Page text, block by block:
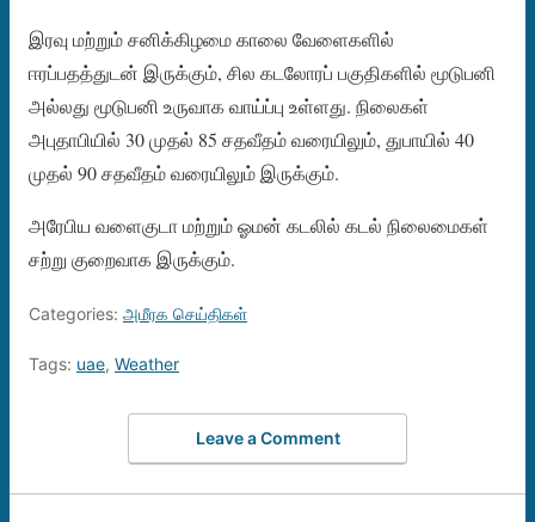
இரவு மற்றும் சனிக்கிழமை காலை வேளைகளில்
ஈரப்பதத்துடன் இருக்கும், சில கடலோரப் பகுதிகளில் மூடுபனி
அல்லது மூடுபனி உருவாக வாய்ப்பு உள்ளது. நிலைகள்
அபுதாபியில் 30 முதல் 85 சதவீதம் வரையிலும், துபாயில் 40
முதல் 90 சதவீதம் வரையிலும் இருக்கும்.
அரேபிய வளைகுடா மற்றும் ஓமன் கடலில் கடல் நிலைமைகள்
சற்று குறைவாக இருக்கும்.
Categories: அமீரக செய்திகள்
Tags: uae, Weather
Leave a Comment